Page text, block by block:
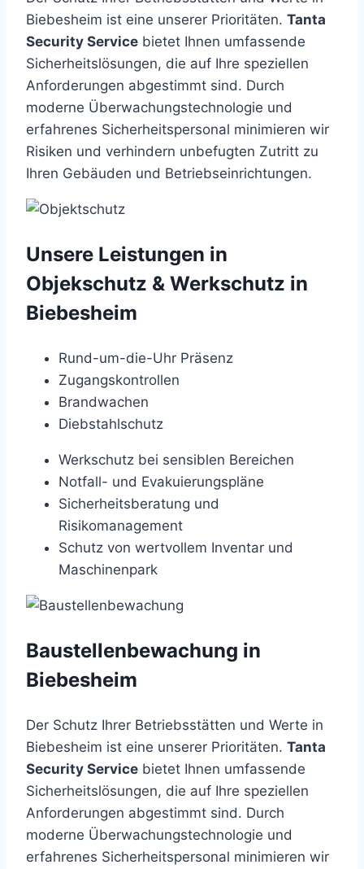
Biebesheim ist eine unserer Prioritäten. Tanta
Security Service bietet Ihnen umfassende
Sicherheitslösungen, die auf Ihre speziellen
Anforderungen abgestimmt sind. Durch
moderne Überwachungstechnologie und
erfahrenes Sicherheitspersonal minimieren wir
Risiken und verhindern unbefugten Zutritt zu
Ihren Gebäuden und Betriebseinrichtungen.
Unsere Leistungen in
Objekschutz & Werkschutz in
Biebesheim
Rund-um-die-Uhr Präsenz
Zugangskontrollen
Brandwachen
Diebstahlschutz
Werkschutz bei sensiblen Bereichen
Notfall- und Evakuierungspläne
Sicherheitsberatung und
Risikomanagement
Schutz von wertvollem Inventar und
Maschinenpark
Baustellenbewachung in
Biebesheim
Der Schutz Ihrer Betriebsstätten und Werte in
Biebesheim ist eine unserer Prioritäten. Tanta
Security Service bietet Ihnen umfassende
Sicherheitslösungen, die auf Ihre speziellen
Anforderungen abgestimmt sind. Durch
moderne Überwachungstechnologie und
erfahrenes Sicherheitspersonal minimieren wir